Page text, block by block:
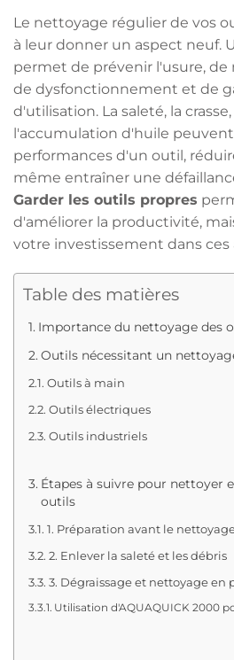
Le nettoyage régulier de vos
à leur donner un aspect neuf.
permet de prévenir l'usure, de
de dysfonctionnement et de
d'utilisation. La saleté, la
l'accumulation d'huile
performances d'un outil,
même entraîner une
Garder les outils propres
d'améliorer la productivité,
votre investissement dans ces
Table des matières
Importance du nettoyage des
Outils nécessitant un
Outils à main
Outils électriques
Outils industriels
Étapes à suivre pour nettoyer
outils
1. Préparation avant le
2. Enlever la saleté et les débris
3. Dégraissage et nettoyage en
Utilisation d'AQUAQUICK 2000